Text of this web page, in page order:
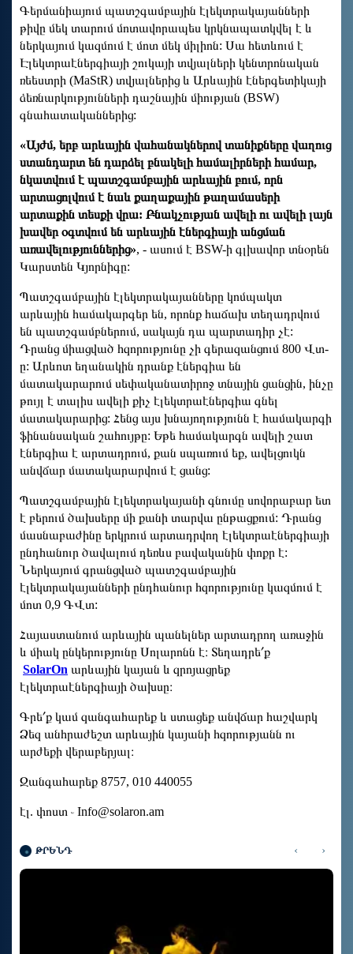
Գերմանիայում պատշգամբային էլեկտրակայանների
թիվը մեկ տարում մոտավորապես կրկնապատկվել է և
ներկայում կազմում է մոտ մեկ միլիոն: Սա հետևում է
Էլեկտրաէներգիայի շուկայի տվյալների կենտրոնական
ռեեստրի (MaStR) տվյալներից և Արևային էներգետիկայի
ձեռնարկությունների դաշնային միության (BSW)
գնահատականներից:
«Այժմ, երբ արևային վահանակներով տանիքները վաղուց
ստանդարտ են դարձել բնակելի համալիրների համար,
նկատվում է պատշգամբային արևային բում, որն
արտացոլվում է նաև քաղաքային թաղամասերի
արտաքին տեսքի վրա: Բնակչության ավելի ու ավելի լայն
խավեր օգտվում են արևային էներգիայի անցման
առավելություններից», - ասում է BSW-ի գլխավոր տնօրեն
Կարստեն Կյորնիգը:
Պատշգամբային էլեկտրակայանները կոմպակտ
արևային համակարգեր են, որոնք հաճախ տեղադրվում
են պատշգամբներում, սակայն դա պարտադիր չէ:
Դրանց միացված հզորությունը չի գերազանցում 800 Վտ-
ը: Արևոտ եղանակին դրանք էներգիա են
մատակարարում սեփականատիրոջ տնային ցանցին, ինչը
թույլ է տալիս ավելի քիչ էլեկտրաէներգիա գնել
մատակարարից: Հենց այս խնայողությունն է համակարգի
ֆինանսական շահույթը: Եթե համակարգն ավելի շատ
էներգիա է արտադրում, քան սպառում եք, ավելցուկն
անվճար մատակարարվում է ցանց:
Պատշգամբային էլեկտրակայանի գնումը սովորաբար ետ
է բերում ծախսերը մի քանի տարվա ընթացքում: Դրանց
մասնաբաժինը երկրում արտադրվող էլեկտրաէներգիայի
ընդհանուր ծավալում դեռևս բավականին փոքր է:
Ներկայում գրանցված պատշգամբային
էլեկտրակայանների ընդհանուր հզորությունը կազմում է
մոտ 0,9 ԳՎտ:
Հայաստանում արևային պանելներ արտադրող առաջին
և միակ ընկերությունը Սոլարոնն է։ Տեղադրե՛ք
SolarOn արևային կայան և զրոյացրեք
էլեկտրաէներգիայի ծախսը։
Գրե՛ք կամ զանգահարեք և ստացեք անվճար հաշվարկ
Ձեզ անհրաժեշտ արևային կայանի հզորությանն ու
արժեքի վերաբերյալ։
Զանգահարեք 8757, 010 440055
էլ. փոստ ֊ Info@solaron.am
ԹՐԵՆԴ ‹ ›